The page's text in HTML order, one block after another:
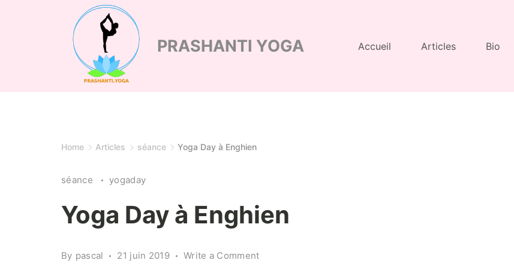
PRASHANTI YOGA Accueil Articles Bio
Home Articles séance Yoga Day à Enghien
séance yogaday
Yoga Day à Enghien
By pascal 21 juin 2019 Write a Commenton